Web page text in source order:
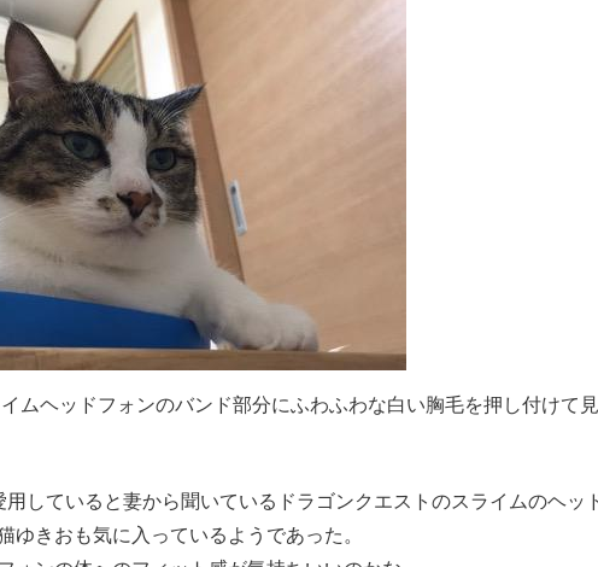
ムヘッドフォンのバンド部分にふわふわな白い胸毛を押し付けて
していると妻から聞いているドラゴンクエストのスライムのヘッ
ゆきおも気に入っているようであった。